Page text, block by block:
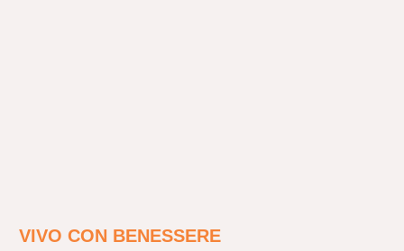
VIVO CON BENESSERE